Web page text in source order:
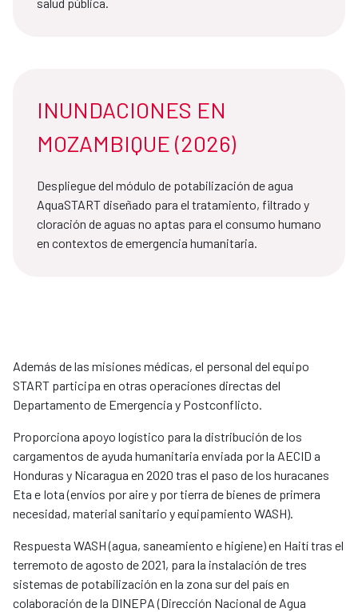
INUNDACIONES EN
MOZAMBIQUE (2026)
Despliegue del módulo de potabilización de agua
AquaSTART diseñado para el tratamiento, filtrado y
cloración de aguas no aptas para el consumo humano
en contextos de emergencia humanitaria.
Además de las misiones médicas, el personal del equipo
START participa en otras operaciones directas del
Departamento de Emergencia y Postconflicto.
Proporciona apoyo logístico para la distribución de los
cargamentos de ayuda humanitaria enviada por la AECID a
Honduras y Nicaragua en 2020 tras el paso de los huracanes
Eta e Iota (envíos por aire y por tierra de bienes de primera
necesidad, material sanitario y equipamiento WASH).
Respuesta WASH (agua, saneamiento e higiene) en Haití tras el
terremoto de agosto de 2021, para la instalación de tres
sistemas de potabilización en la zona sur del país en
colaboración de la DINEPA (Dirección Nacional de Agua